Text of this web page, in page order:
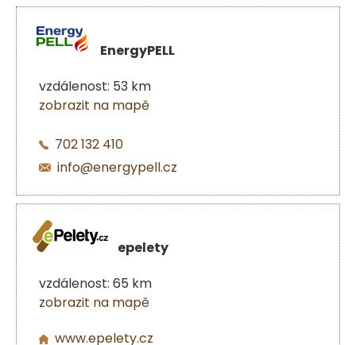
EnergyPELL
vzdálenost: 53 km
zobrazit na mapě
702 132 410
info@energypell.cz
epelety
vzdálenost: 65 km
zobrazit na mapě
www.epelety.cz